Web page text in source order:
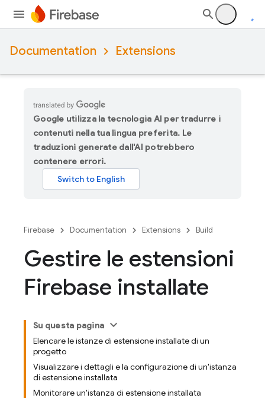
Documentation Extensions
Google utilizza la tecnologia AI per tradurre i
contenuti nella tua lingua preferita. Le
traduzioni generate dall'AI potrebbero
contenere errori.
Firebase Documentation Extensions Build
Gestire le estensioni
Firebase installate
Su questa pagina
Elencare le istanze di estensione installate di un
progetto
Visualizzare i dettagli e la configurazione di un'istanza
di estensione installata
Monitorare un'istanza di estensione installata